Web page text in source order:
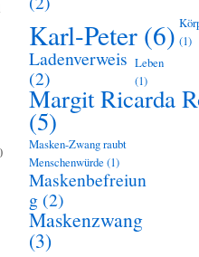
Karl-Peter (6) (1)
Ladenverweis
(2)
Leben
(1)
Margit Ricarda
(5)
Masken-Zwang raubt
Menschenwürde (1)
Maskenbefreiun
g (2)
Maskenzwang
(3)